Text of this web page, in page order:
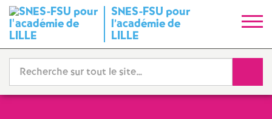
SNES-FSU pour
l’académie de
LILLE
y
n